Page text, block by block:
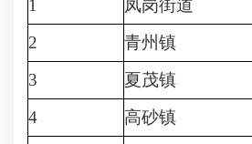
1 凤岗街道
2
青州镇
3
夏茂镇
4
高砂镇